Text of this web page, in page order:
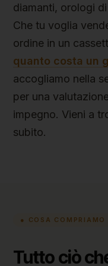
diamanti, orologi
Che tu voglia
ordine in un
quanto costa un
accogliamo nella
per una
impegno. Vieni a
subito.
● COSA COMPRIAMO
Tutto ciò